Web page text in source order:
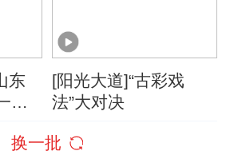
东
出
[阳光大道]“古彩戏
法”大对决
换一批